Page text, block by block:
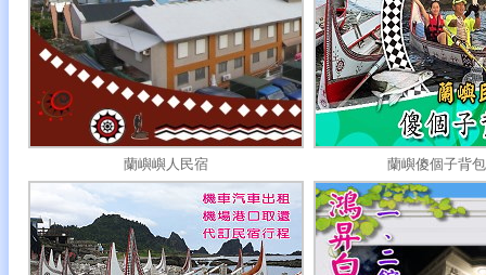
蘭嶼嶼人民宿 蘭嶼傻個子背